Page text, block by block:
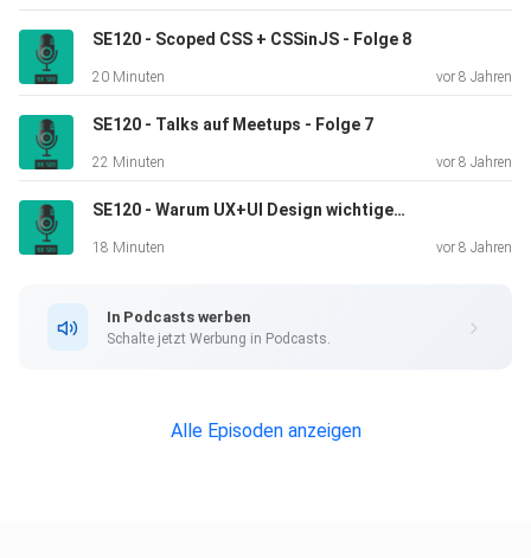
SE120 - Scoped CSS + CSSinJS - Folge 8
20 Minuten vor 8 Jahren
SE120 - Talks auf Meetups - Folge 7
22 Minuten vor 8 Jahren
SE120 - Warum UX+UI Design wichtiger wurde - Folge 6
18 Minuten vor 8 Jahren
In Podcasts werben
Schalte jetzt Werbung in Podcasts.
Alle Episoden anzeigen